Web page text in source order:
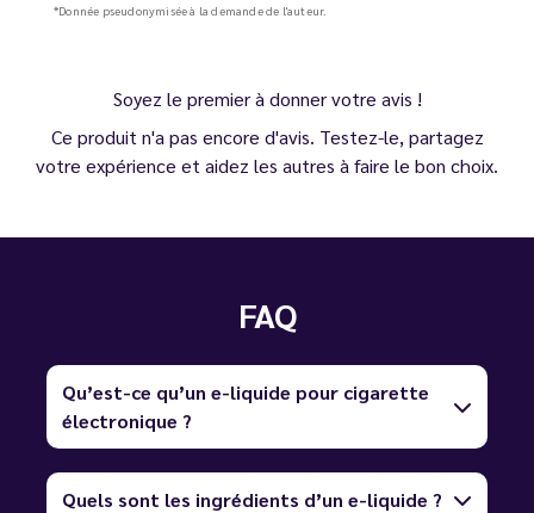
*Donnée pseudonymisée à la demande de l'auteur.
Soyez le premier à donner votre avis !
Ce produit n'a pas encore d'avis. Testez-le, partagez
votre expérience et aidez les autres à faire le bon choix.
FAQ
Qu’est-ce qu’un e-liquide pour cigarette
électronique ?
Quels sont les ingrédients d’un e-liquide ?